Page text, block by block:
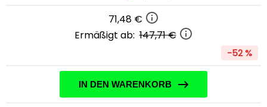
71,48 €
Ermäßigt ab:147,71 €
-52 %
IN DEN WARENKORB